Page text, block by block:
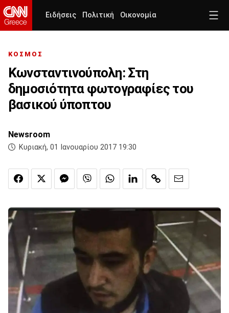
Ειδήσεις Πολιτική Οικονομία
ΚΟΣΜΟΣ
Κωνσταντινούπολη: Στη
δημοσιότητα φωτογραφίες του
βασικού ύποπτου
Newsroom
Κυριακή, 01 Ιανουαρίου 2017 19:30